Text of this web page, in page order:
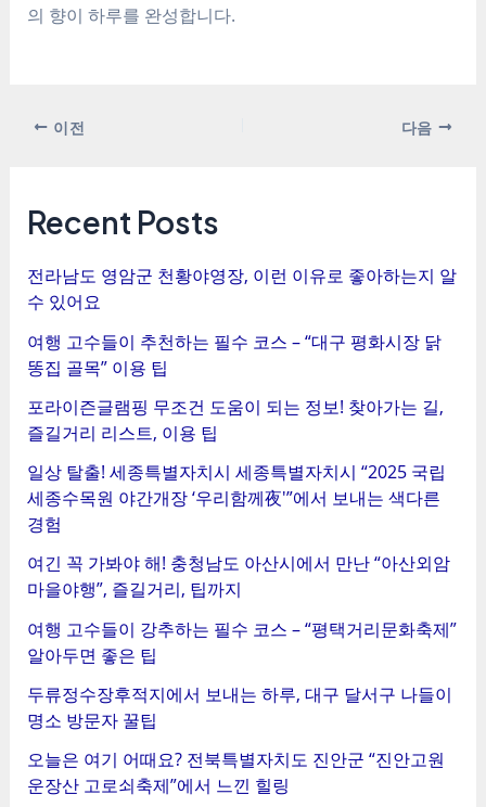
의 향이 하루를 완성합니다.
이전 다음
Recent Posts
전라남도 영암군 천황야영장, 이런 이유로 좋아하는지 알
수 있어요
여행 고수들이 추천하는 필수 코스 – “대구 평화시장 닭
똥집 골목” 이용 팁
포라이즌글램핑 무조건 도움이 되는 정보! 찾아가는 길,
즐길거리 리스트, 이용 팁
일상 탈출! 세종특별자치시 세종특별자치시 “2025 국립
세종수목원 야간개장 ‘우리함께夜'”에서 보내는 색다른
경험
여긴 꼭 가봐야 해! 충청남도 아산시에서 만난 “아산외암
마을야행”, 즐길거리, 팁까지
여행 고수들이 강추하는 필수 코스 – “평택거리문화축제”
알아두면 좋은 팁
두류정수장후적지에서 보내는 하루, 대구 달서구 나들이
명소 방문자 꿀팁
오늘은 여기 어때요? 전북특별자치도 진안군 “진안고원
운장산 고로쇠축제”에서 느낀 힐링